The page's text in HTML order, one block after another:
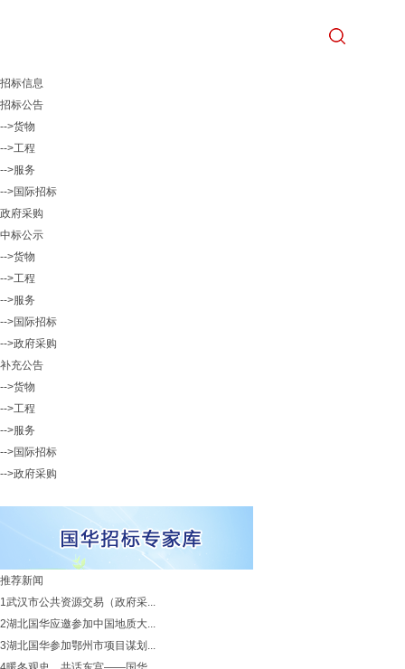
招标信息
招标公告
-->货物
-->工程
-->服务
-->国际招标
政府采购
中标公示
-->货物
-->工程
-->服务
-->国际招标
-->政府采购
补充公告
-->货物
-->工程
-->服务
-->国际招标
-->政府采购
推荐新闻
1武汉市公共资源交易（政府采...
2湖北国华应邀参加中国地质大...
3湖北国华参加鄂州市项目谋划...